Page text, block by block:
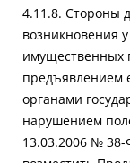
4.11.8. Стороны
возникновения
имущественных
предъявлением
органами
нарушением
13.03.2006 № 38-